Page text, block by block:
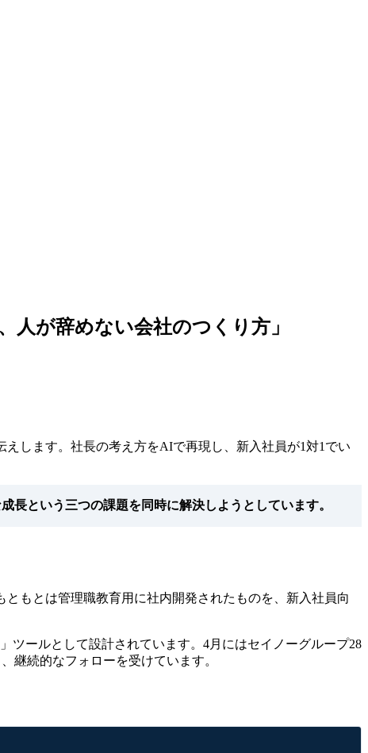
人が辞めない会社のつくり方」
します。社長の考え方をAIで再現し、新入社員が1対1でい
という三つの課題を同時に解決しようとしています。
もとは管理職教育用に社内開発されたものを、新入社員向
ツールとして設計されています。4月にはセイノーグループ28
継続的なフォローを受けています。